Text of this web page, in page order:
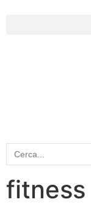
Search
for:
fitness